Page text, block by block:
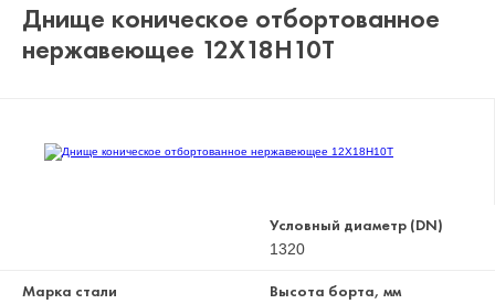
Днище коническое отбортованное
нержавеющее 12Х18Н10Т
Условный диаметр (DN)
1320
Марка стали Высота борта, мм